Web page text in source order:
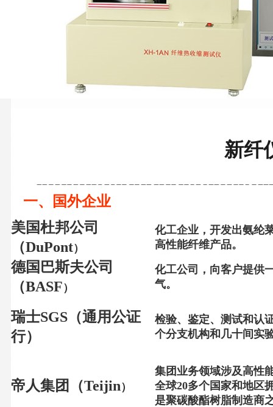
新纤
一、国外企业
美国杜邦公司
（DuPont）
化工企业，开发出氨纶
高性能纤维产品。
德国巴斯夫公司
（BASF）
化工公司，向客户提供
气。
瑞士SGS （通用公证
行）
检验、鉴定、测试和认
个分支机构和几十间实
帝人集团（Teijin）
集团业务领域涉及高性
全球20多个国家和地区
是聚碳酸酯树脂制造商